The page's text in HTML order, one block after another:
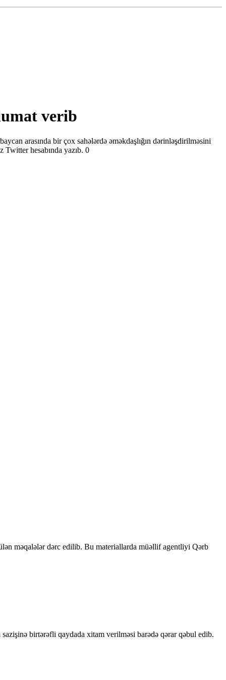
verib
arasında bir çox sahələrdə əməkdaşlığın dərinləşdirilməsini
Twitter hesabında yazıb. 0
məqalələr dərc edilib. Bu materiallarda müəllif agentliyi Qərb
birtərəfli qaydada xitam verilməsi barədə qərar qəbul edib.